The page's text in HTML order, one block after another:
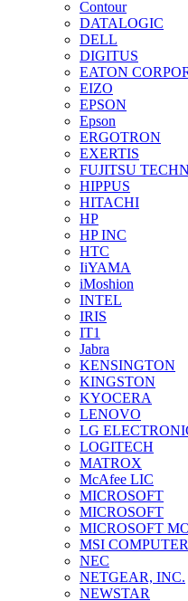
Contour
DATALOGIC
DELL
DIGITUS
EATON
EIZO
EPSON
Epson
ERGOTRON
EXERTIS
FUJITSU
HIPPUS
HITACHI
HP
HP INC
HTC
IiYAMA
iMoshion
INTEL
IRIS
IT1
Jabra
KENSINGTON
KINGSTON
KYOCERA
LENOVO
LG
LOGITECH
MATROX
McAfee LIC
MICROSOFT
MICROSOFT
MICROSOFT
MSI
NEC
NETGEAR, INC.
NEWSTAR